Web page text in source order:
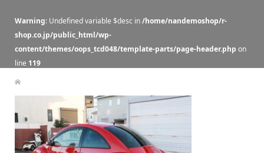
Warning: Undefined variable $desc in/home/nandemoshop/r-
shop.co.jp/public_html/wp-
content/themes/oops_tcd048/template-parts/page-header.php on
line 119